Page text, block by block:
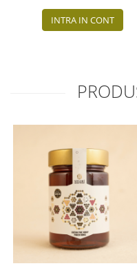
INTRA IN CONT